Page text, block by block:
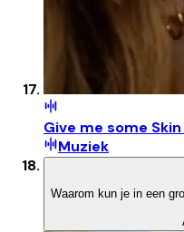
Give me some
Muziek
Waarom kun je in een